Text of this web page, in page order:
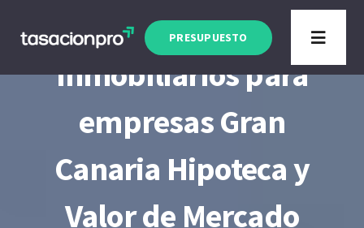
Toggle
PRESUPUESTO
Tasación Activos
Inmobiliarios para
empresas Gran
Canaria Hipoteca y
Valor de Mercado